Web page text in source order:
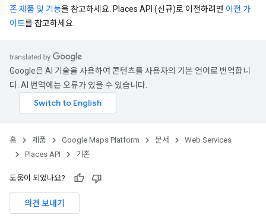
존 제품 및 기능을 참고하세요. Places API (신규)로 이전하려면 이전 가
이드를 참고하세요.
Google은 AI 기술을 사용하여 콘텐츠를 사용자의 기본 언어로 번역합니
다. AI 번역에는 오류가 있을 수 있습니다.
홈 제품 Google Maps Platform 문서
Web Services
Places API
기존
도움이 되었나요?
의견 보내기